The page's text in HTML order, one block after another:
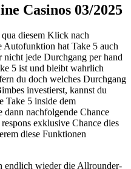
Casinos 03/2025
diesem Klick nach
Autofunktion hat Take 5 auch
jede Durchgang per hand
5 ist und bleibt wahrlich
du doch welches Durchgang
investierst, kannst du
Take 5 inside dem
nachfolgende Chance
exklusive Chance dies
diese Funktionen
endlich wieder die Allrounder-